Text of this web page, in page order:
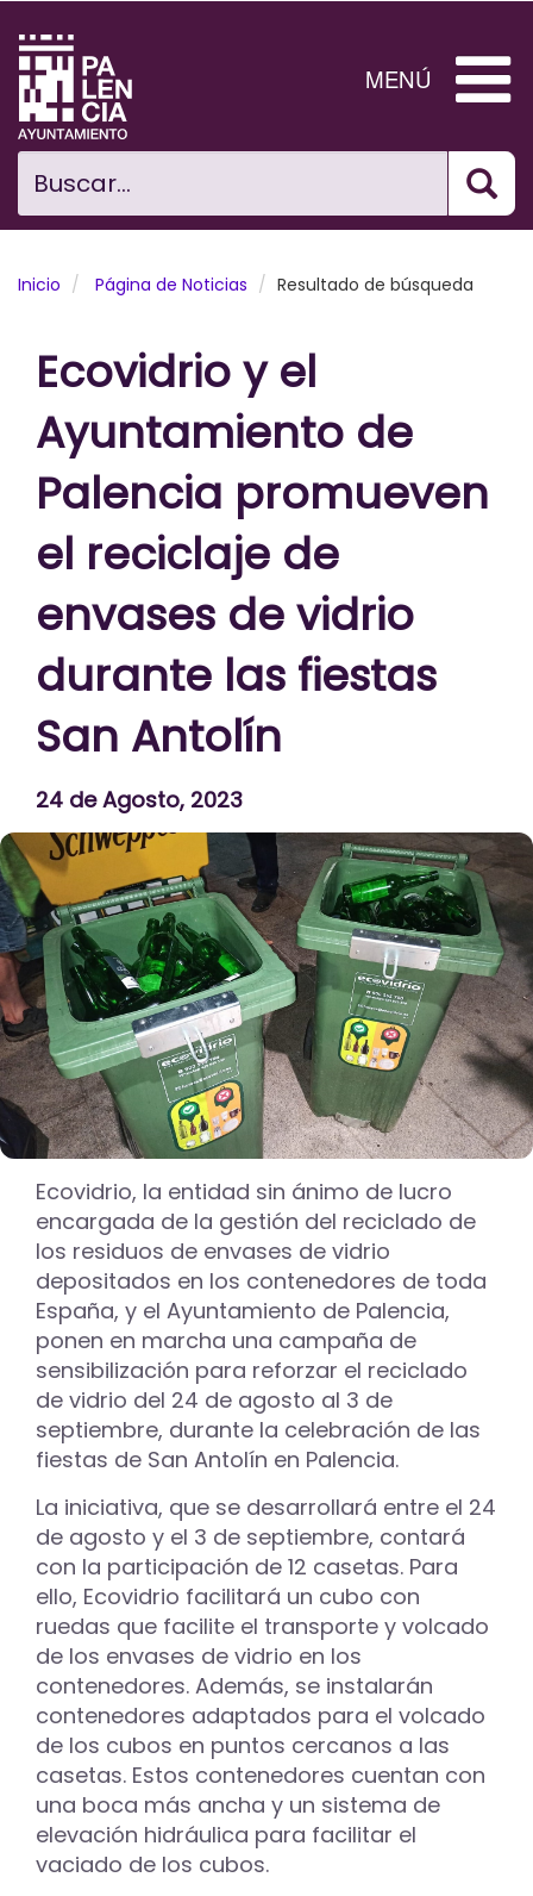
contenido
principal
Buscar...
MENÚ
Ciudad
El Ayuntamiento
Noticias
Areas municipales
Tramita
Inicio Página de Noticias Resultado de búsqueda
Ecovidrio y el
Ayuntamiento de
Palencia promueven
el reciclaje de
envases de vidrio
durante las fiestas
San Antolín
24 de Agosto, 2023
Ecovidrio, la entidad sin ánimo de lucro
encargada de la gestión del reciclado de
los residuos de envases de vidrio
depositados en los contenedores de toda
España, y el Ayuntamiento de Palencia,
ponen en marcha una campaña de
sensibilización para reforzar el reciclado
de vidrio del 24 de agosto al 3 de
septiembre, durante la celebración de las
fiestas de San Antolín en Palencia.
La iniciativa, que se desarrollará entre el 24
de agosto y el 3 de septiembre, contará
con la participación de 12 casetas. Para
ello, Ecovidrio facilitará un cubo con
ruedas que facilite el transporte y volcado
de los envases de vidrio en los
contenedores. Además, se instalarán
contenedores adaptados para el volcado
de los cubos en puntos cercanos a las
casetas. Estos contenedores cuentan con
una boca más ancha y un sistema de
elevación hidráulica para facilitar el
vaciado de los cubos.